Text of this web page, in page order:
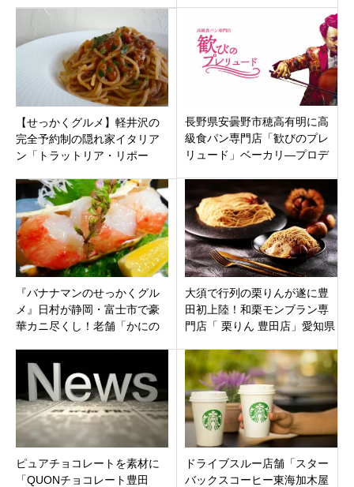
【せっかくグルメ】軽井沢の
完全予約制の隠れ家イタリア
ン「トラットリア・リポー
長野県安曇野市穂高有明に高
級食パン専門店「歓びのプレ
リュード」ベーカリ―プロデ
ースが4月10日オープンです。
『バナナマンのせっかくグル
メ』日村が静岡・富士市で豪
華カニ尽くし！老舗「かにの
しゃぶしゃぶ
大須で行列の栗りんが遂に豊
田初上陸！和栗モンブラン専
門店「 栗りん 豊田店」愛知県
プン
ピュアチョコレートを素材に
「QUONチョコレート豊田
ドライブスルー店舗「スター
バックスコーヒー東海加木屋